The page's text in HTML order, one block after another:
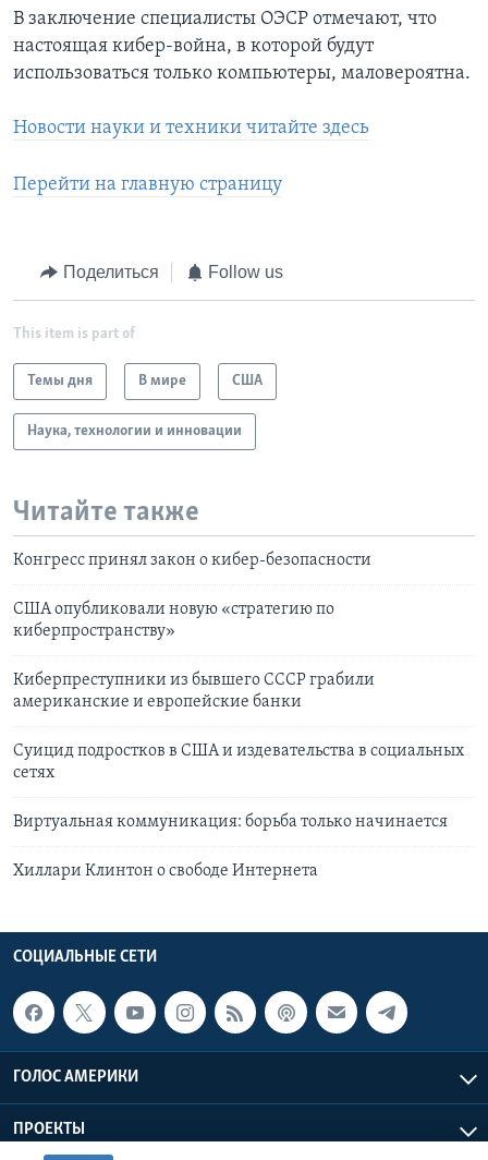
В заключение специалисты ОЭСР отмечают, что
настоящая кибер-война, в которой будут
использоваться только компьютеры, маловероятна.
Новости науки и техники читайте здесь
Перейти на главную страницу
Поделиться Follow us
This item is part of
Темы дня В мире США
Наука, технологии и инновации
Читайте также
Конгресс принял закон о кибер-безопасности
США опубликовали новую «стратегию по
киберпространству»
Киберпреступники из бывшего СССР грабили
американские и европейские банки
Суицид подростков в США и издевательства в социальных
сетях
Виртуальная коммуникация: борьба только начинается
Хиллари Клинтон о свободе Интернета
СОЦИАЛЬНЫЕ СЕТИ
ГОЛОС АМЕРИКИ
ПРОЕКТЫ